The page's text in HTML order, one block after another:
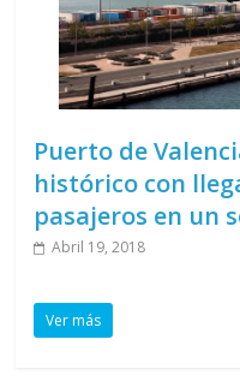
Puerto de
histórico con
pasajeros en un
Abril 19, 2018
Ver más